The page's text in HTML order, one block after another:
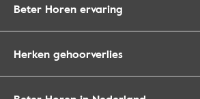
Beter Horen ervaring
Herken gehoorverlies